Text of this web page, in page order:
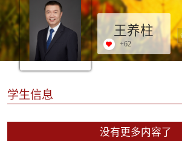
王养柱
+62
学生信息
没有更多内容了